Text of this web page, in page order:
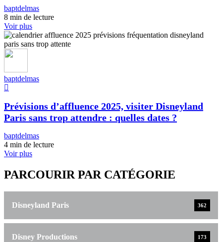
baptdelmas
8 min de lecture
Voir plus
baptdelmas
Prévisions d’affluence 2025, visiter Disneyland
Paris sans trop attendre : quelles dates ?
baptdelmas
4 min de lecture
Voir plus
PARCOURIR PAR CATÉGORIE
Disneyland Paris 362
Disney Productions 173